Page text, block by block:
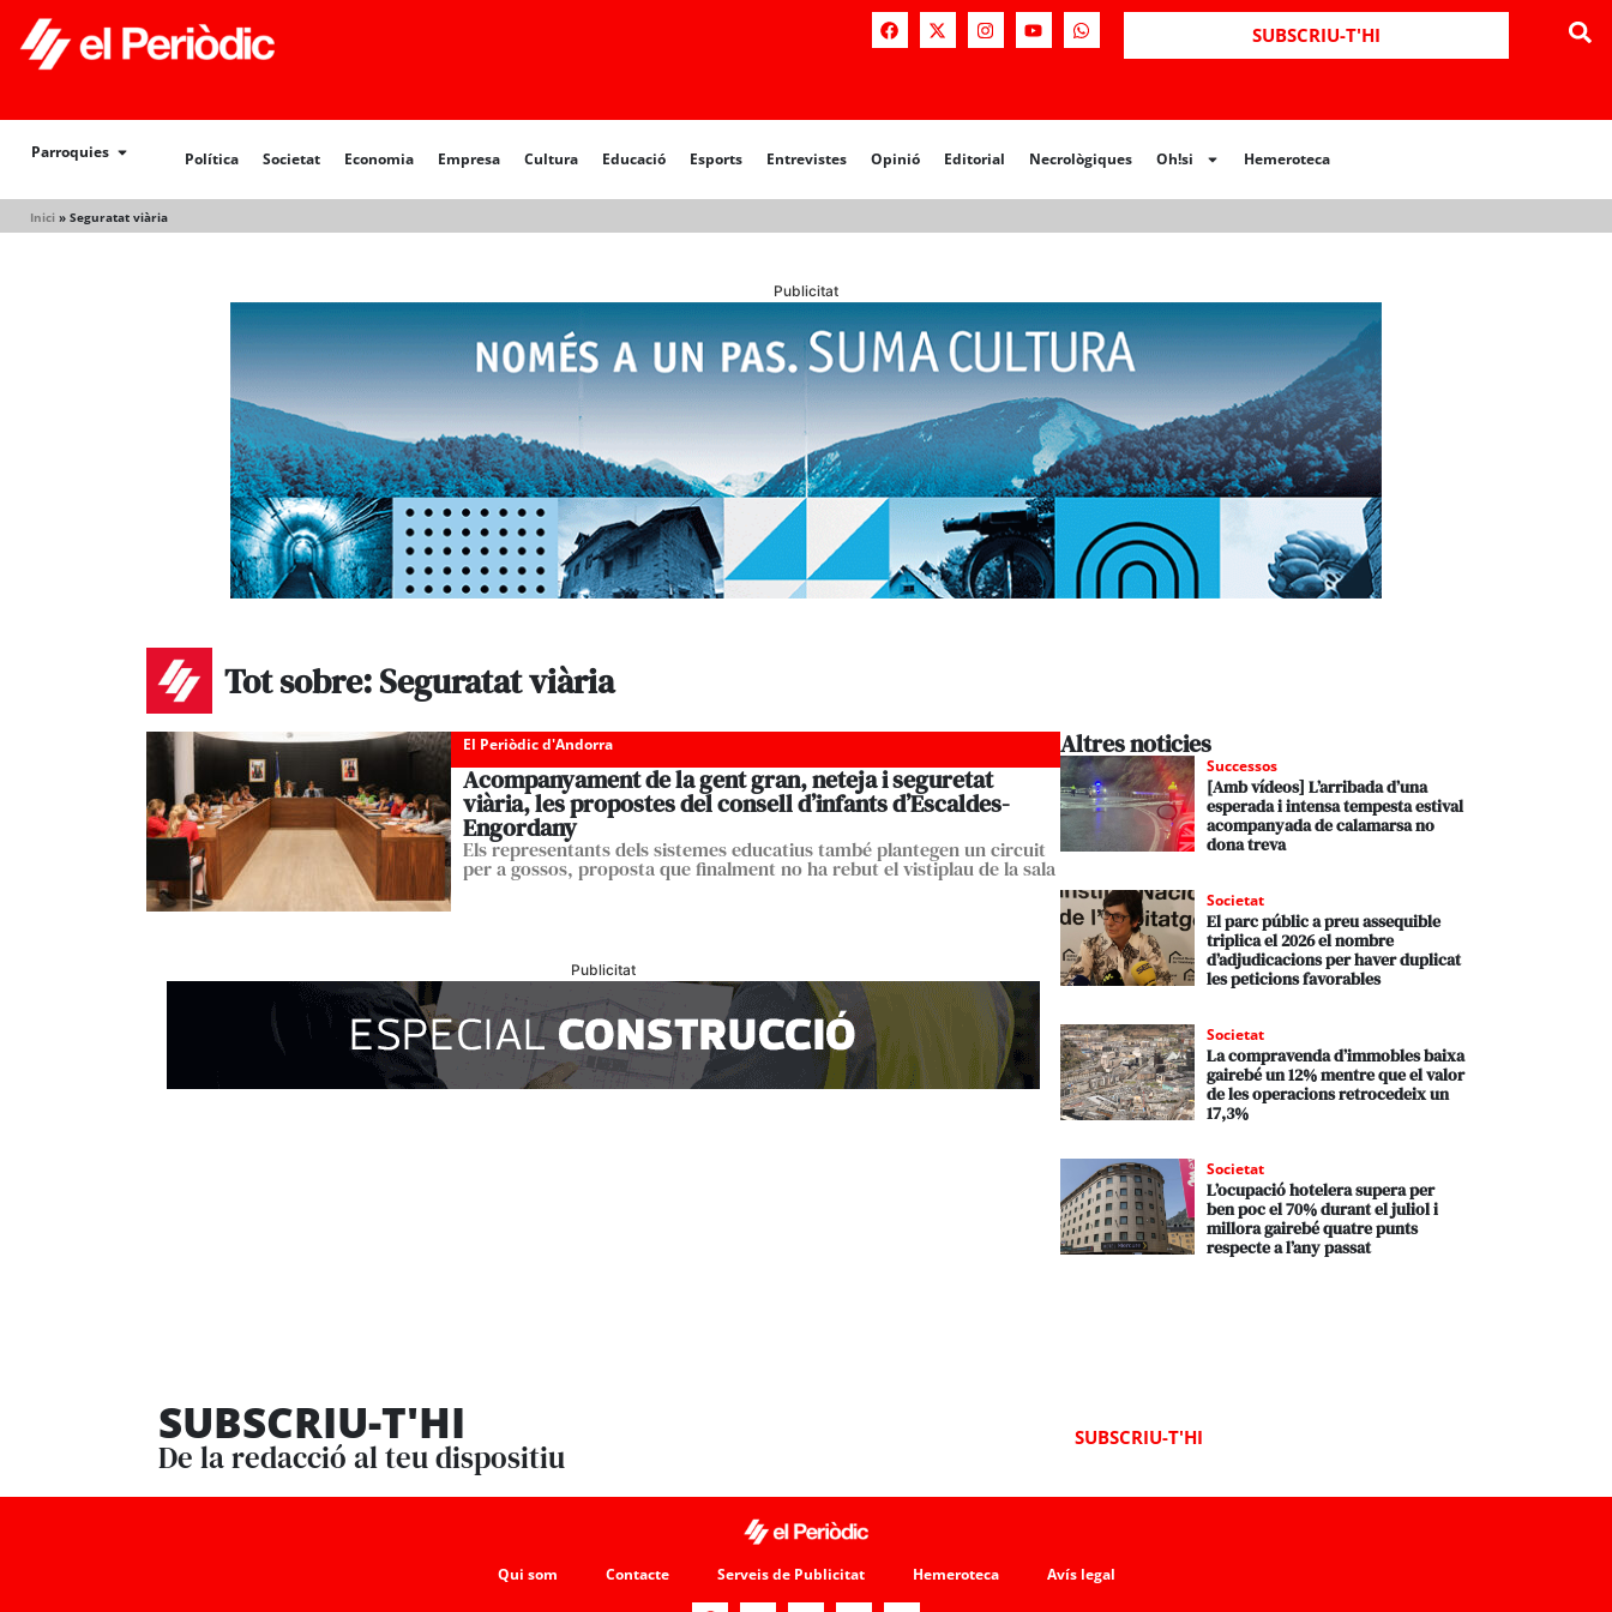
SUBSCRIU-T'HI
Parroquies Política Societat Economia Empresa Cultura Educació Esports Entrevistes Opinió Editorial Necrològiques Oh!si Hemeroteca
Inici » Seguratat viària
Política Societat Opinió Editorial Necrològiques Hemeroteca
Publicitat
Tot sobre: Seguratat viària
El Periòdic d'Andorra
Acompanyament de la gent gran, neteja i seguretat
viària, les propostes del consell d’infants d’Escaldes-
Engordany
Els representants dels sistemes educatius també plantegen un circuit
per a gossos, proposta que finalment no ha rebut el vistiplau de la sala
Publicitat
Altres noticies
Successos
[Amb vídeos] L’arribada d’una
esperada i intensa tempesta estival
acompanyada de calamarsa no
dona treva
Societat
El parc públic a preu assequible
triplica el 2026 el nombre
d’adjudicacions per haver duplicat
les peticions favorables
Societat
La compravenda d’immobles baixa
gairebé un 12% mentre que el valor
de les operacions retrocedeix un
17,3%
Societat
L’ocupació hotelera supera per
ben poc el 70% durant el juliol i
millora gairebé quatre punts
respecte a l’any passat
SUBSCRIU-T'HI
De la redacció al teu dispositiu
SUBSCRIU-T'HI
Qui som Contacte Serveis de Publicitat Hemeroteca Avís legal